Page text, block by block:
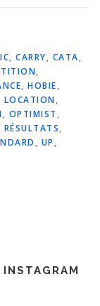
, CARRY, CATA,
,
, HOBIE,
LOCATION,
, OPTIMIST ,
RÉSULTATS,
, UP ,